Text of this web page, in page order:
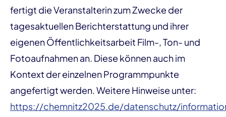
fertigt die Veranstalterin zum Zwecke der
tagesaktuellen Berichterstattung und ihrer
eigenen Öffentlichkeitsarbeit Film-, Ton- und
Fotoaufnahmen an. Diese können auch im
Kontext der einzelnen Programmpunkte
angefertigt werden. Weitere Hinweise unter:
https://chemnitz2025.de/datenschutz/